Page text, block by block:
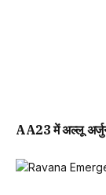
AA23 में अल्लू